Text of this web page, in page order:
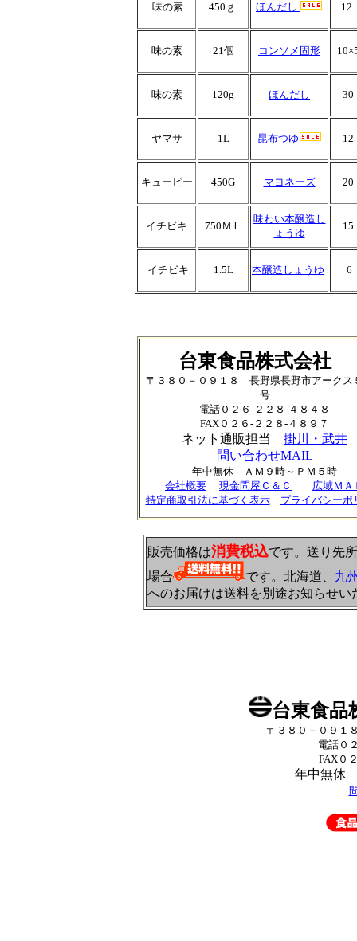
味の素 450ｇ ほんだし 12
味の素 21個 コンソメ固形
味の素 120g ほんだし 30
ヤマサ 1L 昆布つゆ 12
キューピー 450G マヨネーズ 20
イチビキ 750ＭＬ
味わい本醸造し
ょうゆ
15
イチビキ 1.5L 本醸造しょうゆ 6
台東食品株式会社
〒３８０－０９１８ 長野県長野市アークス
号
電話０２６-２２８-４８４８
FAX０２６-２２８-４８９７
ネット通販担当 掛川・武井
問い合わせMAIL
年中無休 ＡＭ９時～ＰＭ５時
会社概要
現金問屋Ｃ＆Ｃ
広域ＭＡ
特定商取引法に基づく表示
プライバシーポ
販売価格は消費税込です。送り先
場合
です。北海道、 九
へのお届けは送料を別途お知らせい
台東食品
〒３８０－０９１
電話０
FAX０
年中無休